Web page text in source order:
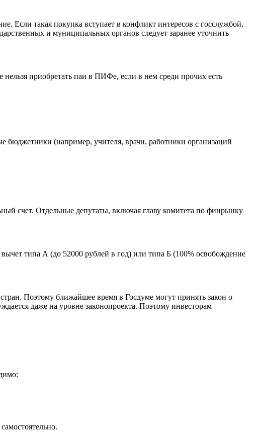
Если такая покупка вступает в конфликт интересов с госслужбой,
и муниципальных органов следует заранее уточнить
приобретать паи в ПИФе, если в нем среди прочих есть
бюджетники (например, учителя, врачи, работники организаций
счет. Отдельные депутаты, включая главу комитета по финрынку
типа А (до 52000 рублей в год) или типа Б (100% освобождение
Поэтому ближайшее время в Госдуме могут принять закон о
даже на уровне законопроекта. Поэтому инвесторам